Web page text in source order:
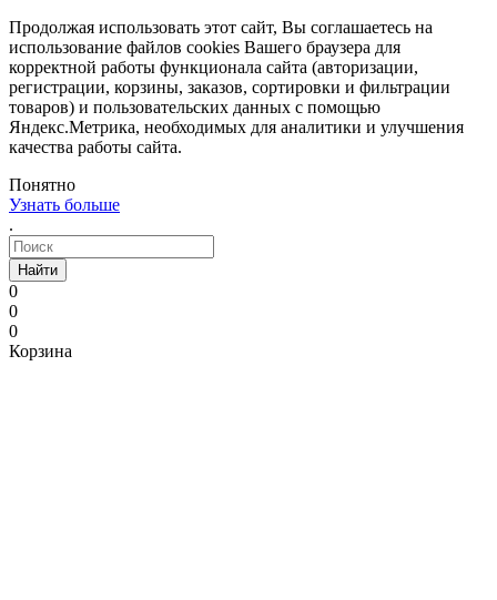
Продолжая использовать этот сайт, Вы соглашаетесь на
использование файлов cookies Вашего браузера для
корректной работы функционала сайта (авторизации,
регистрации, корзины, заказов, сортировки и фильтрации
товаров) и пользовательских данных с помощью
Яндекс.Метрика, необходимых для аналитики и улучшения
качества работы сайта.
Понятно
Узнать больше
.
Найти
0
0
0
Корзина